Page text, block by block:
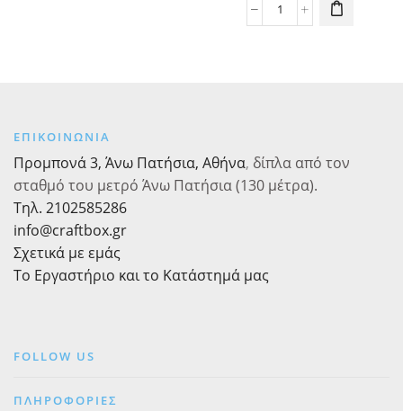
Cookie
σφαίρα
-
ΕΠΙΚΟΙΝΩΝΙΑ
Προμπονά 3, Άνω Πατήσια, Αθήνα, δίπλα από τον
σταθμό του μετρό Άνω Πατήσια (130 μέτρα).
Τηλ. 2102585286
info@craftbox.gr
Σχετικά με εμάς
Το Εργαστήριο και το Κατάστημά μας
FOLLOW US
ΠΛΗΡΟΦΟΡΙΕΣ